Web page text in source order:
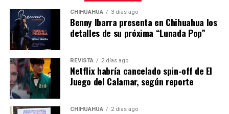
CHIHUAHUA 3 días ago
Benny Ibarra presenta en Chihuahua los
detalles de su próxima “Lunada Pop”
REVISTA 2 días ago
Netflix habría cancelado spin-off de El
Juego del Calamar, según reporte
CHIHUAHUA 2 días ago